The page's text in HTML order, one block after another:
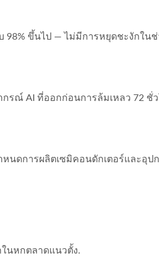
ขึ้นไป — ไม่มีการหยุดชะงักใน
ณ์ AI ที่ออกก่อนการล้มเหลว 72 ชั่
นดการผลิตเซมิคอนดักเตอร์และอุ
นหกตลาดแนวตั้ง.